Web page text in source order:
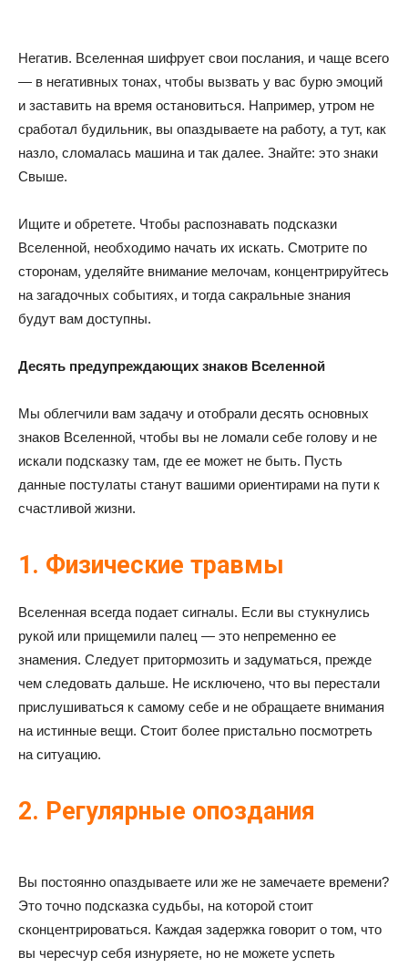
Негатив. Вселенная шифрует свои послания, и чаще всего
— в негативных тонах, чтобы вызвать у вас бурю эмоций
и заставить на время остановиться. Например, утром не
сработал будильник, вы опаздываете на работу, а тут, как
назло, сломалась машина и так далее. Знайте: это знаки
Свыше.
Ищите и обретете. Чтобы распознавать подсказки
Вселенной, необходимо начать их искать. Смотрите по
сторонам, уделяйте внимание мелочам, концентрируйтесь
на загадочных событиях, и тогда сакральные знания
будут вам доступны.
Десять предупреждающих знаков Вселенной
Мы облегчили вам задачу и отобрали десять основных
знаков Вселенной, чтобы вы не ломали себе голову и не
искали подсказку там, где ее может не быть. Пусть
данные постулаты станут вашими ориентирами на пути к
счастливой жизни.
1. Физические травмы
Вселенная всегда подает сигналы. Если вы стукнулись
рукой или прищемили палец — это непременно ее
знамения. Следует притормозить и задуматься, прежде
чем следовать дальше. Не исключено, что вы перестали
прислушиваться к самому себе и не обращаете внимания
на истинные вещи. Стоит более пристально посмотреть
на ситуацию.
2. Регулярные опоздания
Вы постоянно опаздываете или же не замечаете времени?
Это точно подсказка судьбы, на которой стоит
сконцентрироваться. Каждая задержка говорит о том, что
вы чересчур себя изнуряете, но не можете успеть